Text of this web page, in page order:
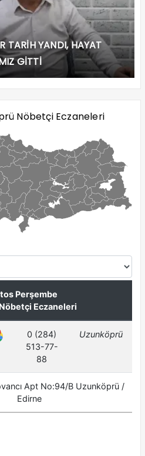
TARİH YANDI, HAYAT
GİTTİ